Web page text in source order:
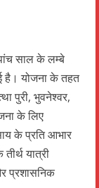
साल के लम्बे
है। योजना के तहत
पुरी, भुवनेश्वर,
के लिए
के प्रति आभार
यात्री
प्रशासनिक